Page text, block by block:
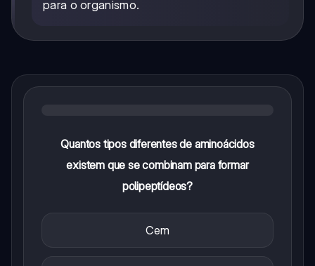
para o organismo.
Quantos tipos diferentes de aminoácidos
existem que se combinam para formar
polipeptídeos?
Cem